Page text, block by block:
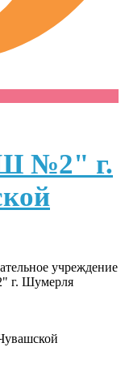
№2" г.
учреждение
г. Шумерля